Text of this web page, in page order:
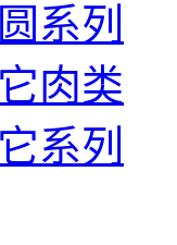
系列
肉类
系列